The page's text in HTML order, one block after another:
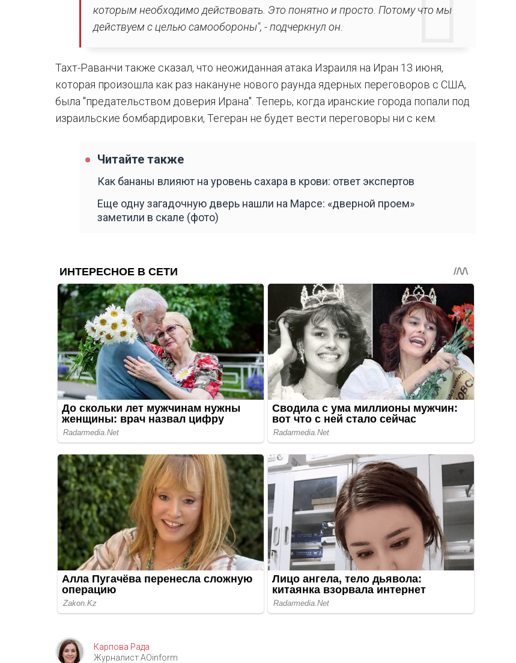
которым необходимо действовать. Это понятно и просто. Потому что мы
действуем с целью самообороны", - подчеркнул он.
Тахт-Раванчи также сказал, что неожиданная атака Израиля на Иран 13 июня,
которая произошла как раз накануне нового раунда ядерных переговоров с США,
была "предательством доверия Ирана". Теперь, когда иранские города попали под
израильские бомбардировки, Тегеран не будет вести переговоры ни с кем.
Читайте также
Как бананы влияют на уровень сахара в крови: ответ экспертов
Еще одну загадочную дверь нашли на Марсе: «дверной проем»
заметили в скале (фото)
Карпова Рада
Журналист AOinform